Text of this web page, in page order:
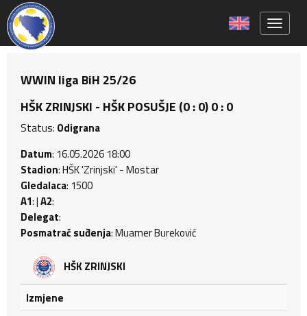
WWIN liga BiH 25/26
HŠK ZRINJSKI - HŠK POSUŠJE (0 : 0) 0 : 0
Status: Odigrana
Datum: 16.05.2026 18:00
Stadion: HŠK 'Zrinjski' - Mostar
Gledalaca: 1500
A1: |A2:
Delegat:
Posmatrač suđenja: Muamer Bureković
HŠK ZRINJSKI
Izmjene